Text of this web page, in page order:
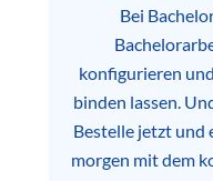
Bei
konfigurieren
binden lassen.
Bestelle jetzt und
morgen mit dem